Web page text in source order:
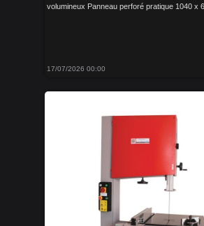
volumineux Panneau perforé pratique 1040 x
17/07/2026 00:00